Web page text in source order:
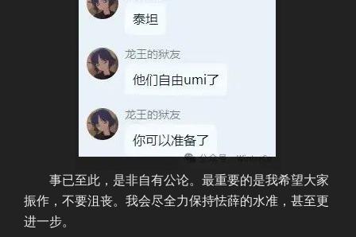
事已至此，是非自有公论。最重要的是我希望大家
振作，不要沮丧。我会尽全力保持怯薛的水准，甚至更
进一步。